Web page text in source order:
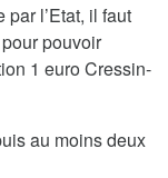
l’Etat, il faut
pouvoir
1 euro Cressin-
au moins deux